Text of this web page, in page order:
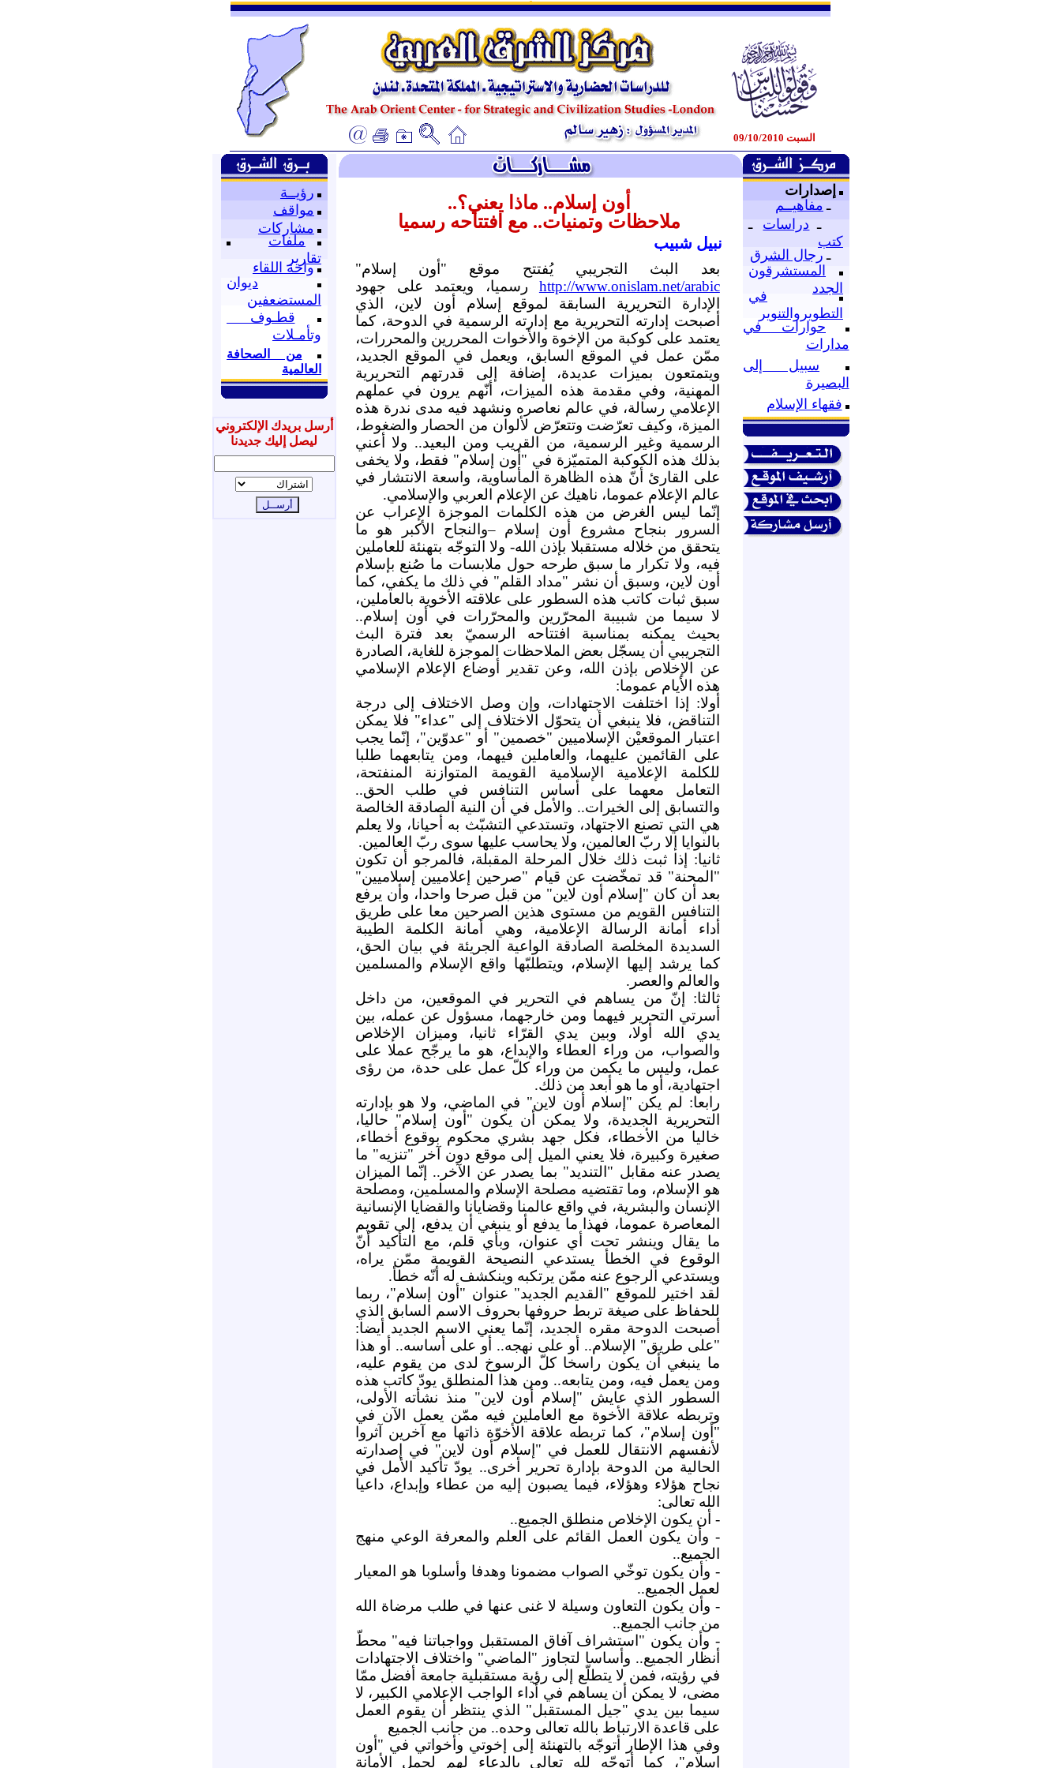
ـ
ـ
السبت 09/10/2010
رؤيــة
مواقف
مشاركات
ملفات
تقارير
واحة اللقاء
ديوان
المستضعفين
قطـوف
وتأمـلات
من الصحافة
العالمية
أرسل بريدك الإلكتروني
ليصل إليك جديدنا
إصدارات
ـ مفاهيــم
ـ دراسات
ـ
كتب
ـ رجال الشرق
المستشرقون
الجدد
في
التطويروالتنوير
حوارات في
مدارات
سبيل إلى
البصيرة
فقهاء الإسلام
أون إسلام.. ماذا يعني؟..
ملاحظات وتمنيات.. مع افتتاحه رسميا
نبيل شبيب
بعد البث التجريبي يُفتتح موقع "أون إسلام"
http://www.onislam.net/arabic
رسميا، ويعتمد على جهود
الإدارة التحريرية السابقة لموقع إسلام أون لاين، الذي
أصبحت إدارته التحريرية مع إدارته الرسمية في الدوحة، كما
يعتمد على كوكبة من الإخوة والأخوات المحررين والمحررات،
ممّن عمل في الموقع السابق، ويعمل في الموقع الجديد،
ويتمتعون بميزات عديدة، إضافة إلى قدرتهم التحريرية
المهنية، وفي مقدمة هذه الميزات، أنّهم يرون في عملهم
الإعلامي رسالة، في عالم نعاصره ونشهد فيه مدى ندرة هذه
الميزة، وكيف تعرّضت وتتعرّض لألوان من الحصار والضغوط،
الرسمية وغير الرسمية، من القريب ومن البعيد.. ولا أعني
بذلك هذه الكوكبة المتميّزة في "أون إسلام" فقط، ولا يخفى
على القارئ أنّ هذه الظاهرة المأساوية، واسعة الانتشار في
عالم الإعلام عموما، ناهيك عن الإعلام العربي والإسلامي.
إنّما ليس الغرض من هذه الكلمات الموجزة الإعراب عن
السرور بنجاح مشروع أون إسلام –والنجاح الأكبر هو ما
يتحقق من خلاله مستقبلا بإذن الله- ولا التوجّه بتهنئة للعاملين
فيه، ولا تكرار ما سبق طرحه حول ملابسات ما صُنع بإسلام
أون لاين، وسبق أن نشر "مداد القلم" في ذلك ما يكفي، كما
سبق ثبات كاتب هذه السطور على علاقته الأخوية بالعاملين،
لا سيما من شبيبة المحرّرين والمحرّرات في أون إسلام..
بحيث يمكنه بمناسبة افتتاحه الرسميّ بعد فترة البث
التجريبي أن يسجّل بعض الملاحظات الموجزة للغاية، الصادرة
عن الإخلاص بإذن الله، وعن تقدير أوضاع الإعلام الإسلامي
هذه الأيام عموما:
أولا: إذا اختلفت الاجتهادات، وإن وصل الاختلاف إلى درجة
التناقض، فلا ينبغي أن يتحوّل الاختلاف إلى "عداء" فلا يمكن
اعتبار الموقعيْن الإسلاميين "خصمين" أو "عدوّين"، إنّما يجب
على القائمين عليهما، والعاملين فيهما، ومن يتابعهما طلبا
للكلمة الإعلامية الإسلامية القويمة المتوازنة المنفتحة،
التعامل معهما على أساس التنافس في طلب الحق..
والتسابق إلى الخيرات.. والأمل في أن النية الصادقة الخالصة
هي التي تصنع الاجتهاد، وتستدعي التشبّث به أحيانا، ولا يعلم
بالنوايا إلا ربّ العالمين، ولا يحاسب عليها سوى ربّ العالمين.
ثانيا: إذا ثبت ذلك خلال المرحلة المقبلة، فالمرجو أن تكون
"المحنة" قد تمخّضت عن قيام "صرحين إعلاميين إسلاميين"
بعد أن كان "إسلام أون لاين" من قبل صرحا واحدا، وأن يرفع
التنافس القويم من مستوى هذين الصرحين معا على طريق
أداء أمانة الرسالة الإعلامية، وهي أمانة الكلمة الطيبة
السديدة المخلصة الصادقة الواعية الجريئة في بيان الحق،
كما يرشد إليها الإسلام، ويتطلبّها واقع الإسلام والمسلمين
والعالم والعصر.
ثالثا: إنّ من يساهم في التحرير في الموقعين، من داخل
أسرتي التحرير فيهما ومن خارجهما، مسؤول عن عمله، بين
يدي الله أولا، وبين يدي القرّاء ثانيا، وميزان الإخلاص
والصواب، من وراء العطاء والإبداع، هو ما يرجّح عملا على
عمل، وليس ما يكمن من وراء كلّ عمل على حدة، من رؤى
اجتهادية، أو ما هو أبعد من ذلك.
رابعا: لم يكن "إسلام أون لاين" في الماضي، ولا هو بإدارته
التحريرية الجديدة، ولا يمكن أن يكون "أون إسلام" حاليا،
خاليا من الأخطاء، فكل جهد بشري محكوم بوقوع أخطاء،
صغيرة وكبيرة، فلا يعني الميل إلى موقع دون آخر "تنزيه" ما
يصدر عنه مقابل "التنديد" بما يصدر عن الآخر.. إنّما الميزان
هو الإسلام، وما تقتضيه مصلحة الإسلام والمسلمين، ومصلحة
الإنسان والبشرية، في واقع عالمنا وقضايانا والقضايا الإنسانية
المعاصرة عموما، فهذا ما يدفع أو ينبغي أن يدفع، إلى تقويم
ما يقال وينشر تحت أي عنوان، وبأي قلم، مع التأكيد أنّ
الوقوع في الخطأ يستدعي النصيحة القويمة ممّن يراه،
ويستدعي الرجوع عنه ممّن يرتكبه وينكشف له أنّه خطأ.
لقد اختير للموقع "القديم الجديد" عنوان "أون إسلام"، ربما
للحفاظ على صيغة تربط حروفها بحروف الاسم السابق الذي
أصبحت الدوحة مقره الجديد، إنّما يعني الاسم الجديد أيضا:
"على طريق" الإسلام.. أو على نهجه.. أو على أساسه.. أو هذا
ما ينبغي أن يكون راسخا كلّ الرسوخ لدى من يقوم عليه،
ومن يعمل فيه، ومن يتابعه.. ومن هذا المنطلق يودّ كاتب هذه
السطور الذي عايش "إسلام أون لاين" منذ نشأته الأولى،
وتربطه علاقة الأخوة مع العاملين فيه ممّن يعمل الآن في
"أون إسلام"، كما تربطه علاقة الأخوّة ذاتها مع آخرين آثروا
لأنفسهم الانتقال للعمل في "إسلام أون لاين" في إصدارته
الحالية من الدوحة بإدارة تحرير أخرى.. يودّ تأكيد الأمل في
نجاح هؤلاء وهؤلاء، فيما يصبون إليه من عطاء وإبداع، داعيا
الله تعالى:
- أن يكون الإخلاص منطلق الجميع..
- وأن يكون العمل القائم على العلم والمعرفة الوعي منهج
الجميع..
- وأن يكون توخّي الصواب مضمونا وهدفا وأسلوبا هو المعيار
لعمل الجميع..
- وأن يكون التعاون وسيلة لا غنى عنها في طلب مرضاة الله
من جانب الجميع..
- وأن يكون "استشراف آفاق المستقبل وواجباتنا فيه" محطّ
أنظار الجميع.. وأساسا لتجاوز "الماضي" واختلاف الاجتهادات
في رؤيته، فمن لا يتطلّع إلى رؤية مستقبلية جامعة أفضل ممّا
مضى، لا يمكن أن يساهم في أداء الواجب الإعلامي الكبير، لا
سيما بين يدي "جيل المستقبل" الذي ينتظر أن يقوم العمل
على قاعدة الارتباط بالله تعالى وحده.. من جانب الجميع
وفي هذا الإطار أتوجّه بالتهنئة إلى إخوتي وأخواتي في "أون
إسلام"، كما أتوجّه لله تعالى بالدعاء لهم لحمل الأمانة